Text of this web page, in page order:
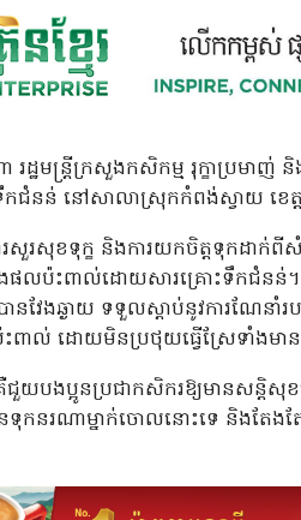
ដ្ឋមន្ដ្រីក្រសួងកសិកម្ម រុក្ខាប្រមា
ជំនន់ នៅសាលាស្រុកកំពង់ស្វាយ​ ខេ
ការសួរសុខទុក្ខ និងការយកចិត្តទុកដាក់
លប៉ះពាល់ដោយសារគ្រោះទឹកជំនន់។​
ែងឆ្ងាយ​ ទទួលស្តាប់នូវការណែនាំរ
ពាល់​ ដោយមិនប្រថុយធ្វេីស្រែទាំងម
គឺជួយបងប្អូនប្រជាកសិករ​ឱ្យមានសន្តិ
ទុកនរណាម្នាក់ចោលនោះទេ​ និងតែ